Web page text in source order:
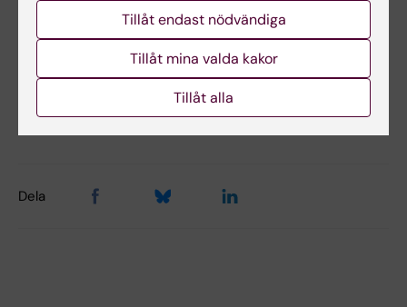
Innehållsgranskare:
Redaktör:
Dela
Tillåt endast nödvändiga
Tillåt mina valda kakor
Tillåt alla